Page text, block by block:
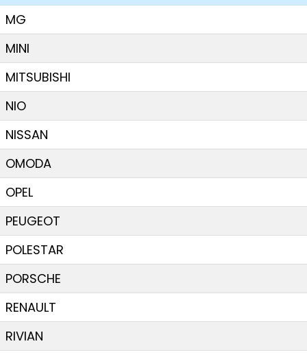
MG
MINI
MITSUBISHI
NIO
NISSAN
OMODA
OPEL
PEUGEOT
POLESTAR
PORSCHE
RENAULT
RIVIAN